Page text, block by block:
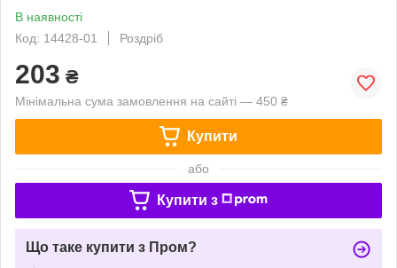
В наявності
Код: 14428-01
Роздріб
203 ₴
Мінімальна сума замовлення на сайті — 450 ₴
Купити
або
Купити з
Що таке купити з Пром?